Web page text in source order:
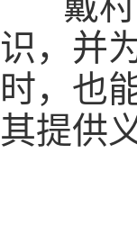
识，并
时，也
其提供